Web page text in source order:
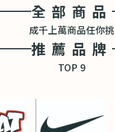
全部商品
成千上萬商品任你挑
推薦品牌
TOP 9